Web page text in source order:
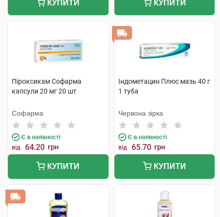
КУПИТИ КУПИТИ
Піроксикам Софарма
капсули 20 мг 20 шт
Софарма
Є в наявності
від 64.20 грн
КУПИТИ
Індометацин Плюс мазь 40 г
1 туба
Червона зірка
Є в наявності
від 65.70 грн
КУПИТИ